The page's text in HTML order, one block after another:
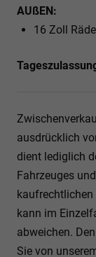
AUßEN:
16 Zoll
ausdrücklich
dient lediglich
Fahrzeuges
kaufrechtlichen
kann im
abweichen.
Sie von